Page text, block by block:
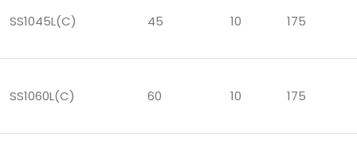
SS1045L(C) 45 10 175
SS1060L(C) 60 10 175